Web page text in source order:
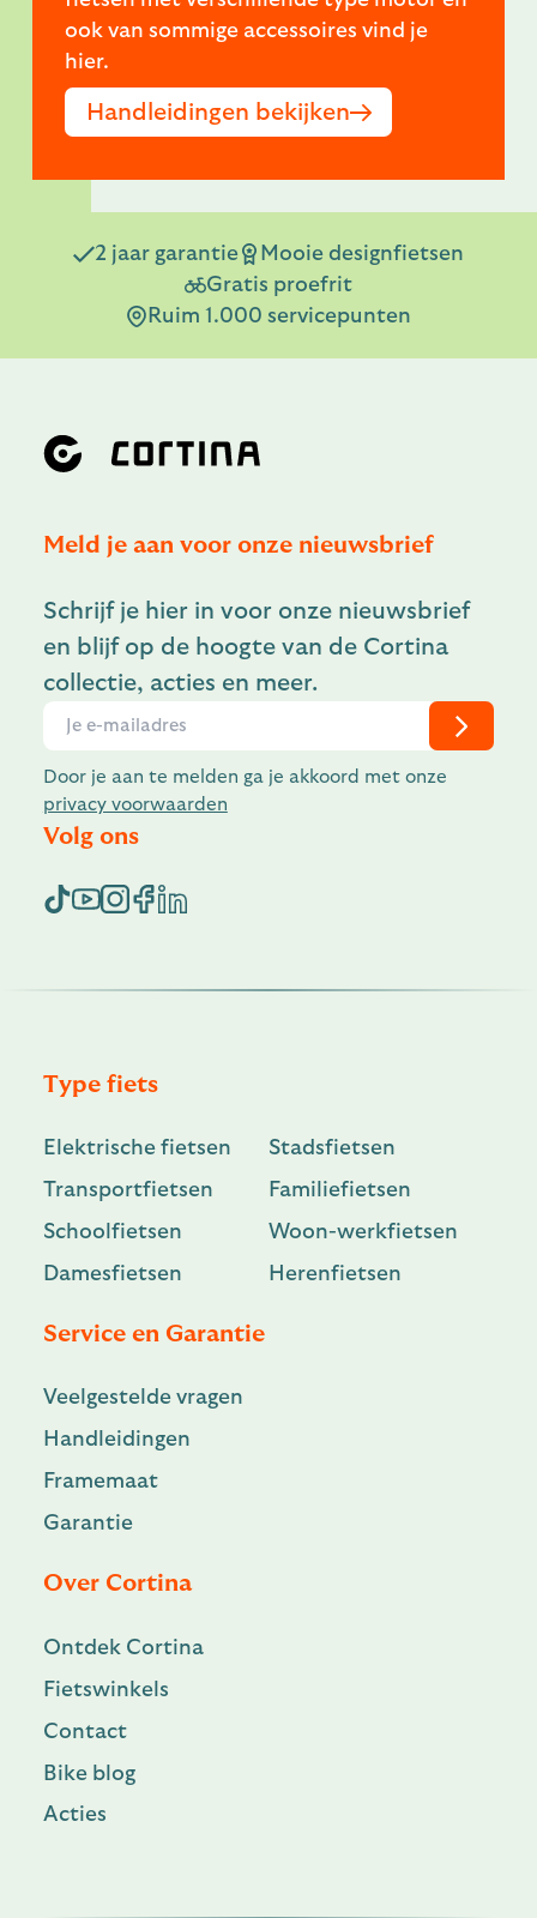
ook van sommige accessoires vind je
hier.
Handleidingen bekijken
2 jaar garantie
Mooie designfietsen
Gratis proefrit
Ruim 1.000 servicepunten
Meld je aan voor onze nieuwsbrief
Schrijf je hier in voor onze nieuwsbrief
en blijf op de hoogte van de Cortina
collectie, acties en meer.
Door je aan te melden ga je akkoord met onze
privacy voorwaarden
Volg ons
Type fiets
Elektrische fietsen
Stadsfietsen
Transportfietsen
Familiefietsen
Schoolfietsen
Woon-werkfietsen
Damesfietsen
Herenfietsen
Service en Garantie
Veelgestelde vragen
Handleidingen
Framemaat
Garantie
Over Cortina
Ontdek Cortina
Fietswinkels
Contact
Bike blog
Acties